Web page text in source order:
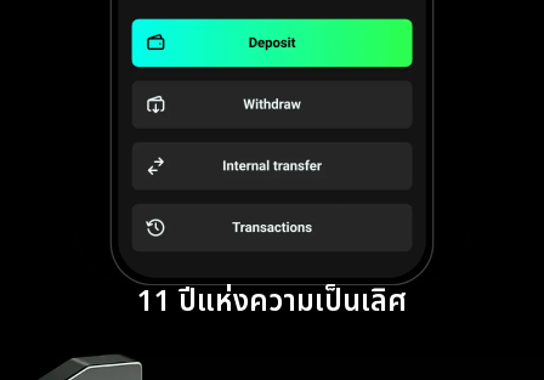
11 ปีแห่งความเป็นเลิศ